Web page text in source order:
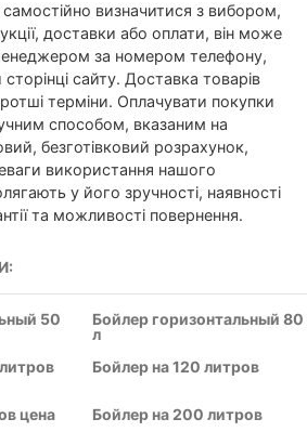
визначитися з вибором,
доставки або оплати, він може
за номером телефону,
сайту. Доставка товарів
терміни. Оплачувати покупки
способом, вказаним на
безготівковий розрахунок,
використання нашого
у його зручності, наявності
та можливості повернення.
50
Бойлер горизонтальный 80
л
Бойлер на 120 литров
цена
Бойлер на 200 литров